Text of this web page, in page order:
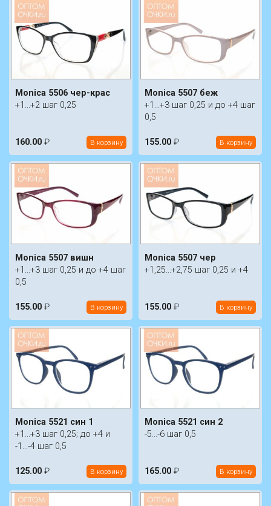
Monica 5506 чер-крас
+1...+2 шаг 0,25
160.00 ₽ В корзину
Monica 5507 беж
+1...+3 шаг 0,25 и до +4 шаг
0,5
155.00 ₽ В корзину
Monica 5507 вишн
+1...+3 шаг 0,25 и до +4 шаг
0,5
155.00 ₽ В корзину
Monica 5507 чер
+1,25...+2,75 шаг 0,25 и +4
155.00 ₽ В корзину
Monica 5521 син 1
+1...+3 шаг 0,25; до +4 и
-1...-4 шаг 0,5
125.00 ₽ В корзину
Monica 5521 син 2
-5...-6 шаг 0,5
165.00 ₽ В корзину